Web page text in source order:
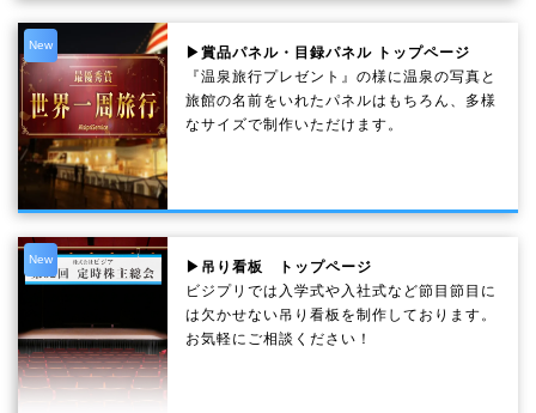
New
▶賞品パネル・目録パネル トップページ
『温泉旅行プレゼント』の様に温泉の写真と
旅館の名前をいれたパネルはもちろん、多様
なサイズで制作いただけます。
New
▶吊り看板 トップページ
ビジプリでは入学式や入社式など節目節目に
は欠かせない吊り看板を制作しております。
お気軽にご相談ください！